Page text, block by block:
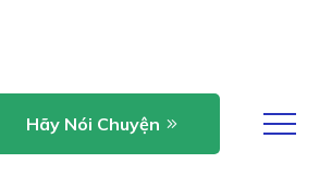
Hãy Nói Chuyện